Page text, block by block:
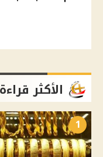
الأكثر قراءة
1